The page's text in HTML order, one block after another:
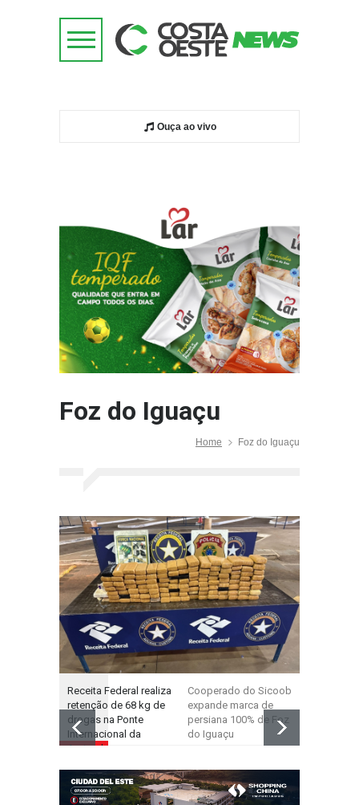
Ouça ao vivo
Foz do Iguaçu
Home Foz do Iguaçu
Receita Federal realiza
retenção de 68 kg de
drogas na Ponte
Internacional da
Amizade
Cooperado do Sicoob
expande marca de
persiana 100% de Foz
do Iguaçu